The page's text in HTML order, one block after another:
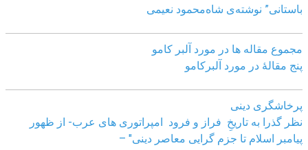
باستانی” نوشته‌ی شاه‌محمود نعیمی
مجموع مقاله ها در مورد آلبر کامو
پنج مقالهٔ در مورد آلبرکامو
پرخاشگری دینی
نظر گذرا به تاریخِ فراز و فرود امپراتوری های عرب- از ظهور
پیامبر اسلام تا جزم گرایی معاصر دینی" –